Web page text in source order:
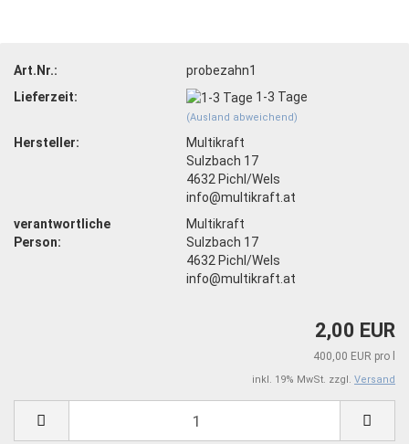
Art.Nr.:
probezahn1
Lieferzeit:
1-3 Tage
(Ausland abweichend)
Hersteller:
Multikraft
Sulzbach 17
4632 Pichl/Wels
info@multikraft.at
verantwortliche
Person:
Multikraft
Sulzbach 17
4632 Pichl/Wels
info@multikraft.at
2,00 EUR
400,00 EUR pro l
inkl. 19% MwSt. zzgl. Versand